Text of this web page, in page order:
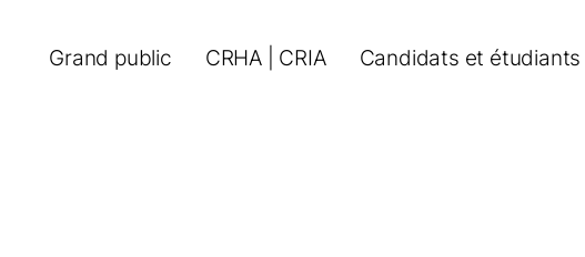
Grand public CRHA | CRIA Candidats et étudiants